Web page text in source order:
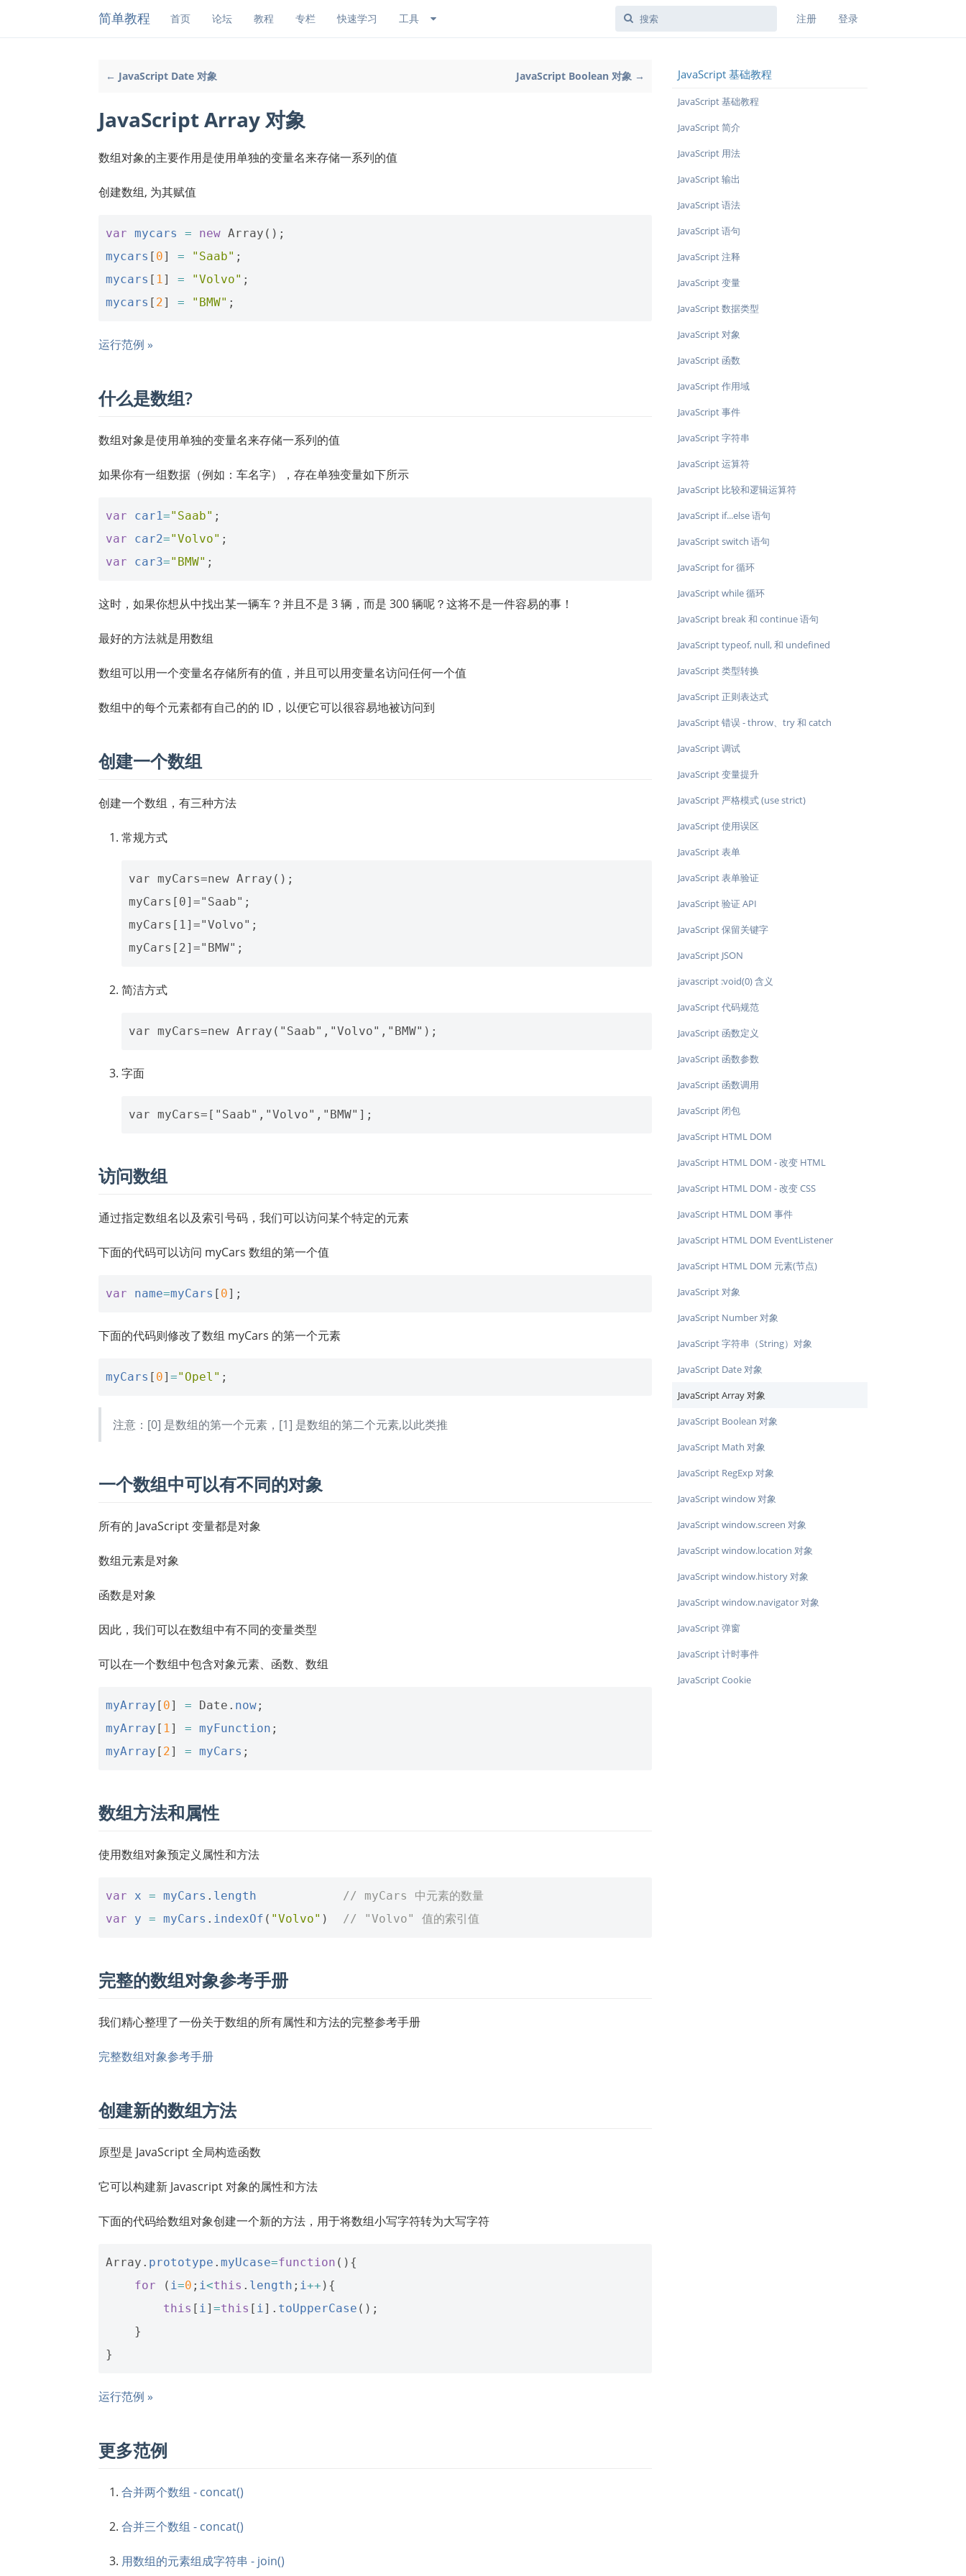
简单教程 首页 论坛 教程 专栏 快速学习 工具 注册 登录
← JavaScript Date 对象 JavaScript Boolean 对象 →
JavaScript Array 对象
数组对象的主要作用是使用单独的变量名来存储一系列的值
创建数组, 为其赋值
var mycars = new Array ();
mycars [ 0] = "Saab" ;
mycars [ 1 ] = "Volvo" ;
mycars [ 2] = "BMW" ;
运行范例 »
什么是数组?
数组对象是使用单独的变量名来存储一系列的值
如果你有一组数据（例如：车名字），存在单独变量如下所示
var car1 ="Saab" ;
var
car2="Volvo" ;
var
car3="BMW" ;
这时，如果你想从中找出某一辆车？并且不是 3 辆，而是 300 辆呢？这将不是一件容易的事！
最好的方法就是用数组
数组可以用一个变量名存储所有的值，并且可以用变量名访问任何一个值
数组中的每个元素都有自己的的 ID，以便它可以很容易地被访问到
创建一个数组
创建一个数组，有三种方法
常规方式
var myCars=new Array();
myCars[0]="Saab";
myCars[1]="Volvo";
简洁方式
字面
访问数组
通过指定数组名以及索引号码，我们可以访问某个特定的元素
下面的代码可以访问 myCars 数组的第一个值
var name=myCars [ 0];
下面的代码则修改了数组 myCars 的第一个元素
myCars [ 0] ="Opel" ;
注意：[0] 是数组的第一个元素，[1] 是数组的第二个元素,以此类推
一个数组中可以有不同的对象
所有的 JavaScript 变量都是对象
数组元素是对象
函数是对象
因此，我们可以在数组中有不同的变量类型
可以在一个数组中包含对象元素、函数、数组
myArray [ 0] = Date . now;
myArray [ 1 ] = myFunction ;
myArray [ 2] = myCars ;
数组方法和属性
使用数组对象预定义属性和方法
var x = myCars . length
// myCars 中元素的数量
var
y = myCars . indexOf ( "Volvo" ) // "Volvo" 值的索引值
完整的数组对象参考手册
我们精心整理了一份关于数组的所有属性和方法的完整参考手册
完整数组对象参考手册
创建新的数组方法
原型是 JavaScript 全局构造函数
它可以构建新 Javascript 对象的属性和方法
下面的代码给数组对象创建一个新的方法，用于将数组小写字符转为大写字符
Array . prototype . myUcase=function (){
for
( i =0 ; i <this . length ; i ++ ){
this [ i ] =this [ i ]. toUpperCase ();
}
}
运行范例 »
更多范例
合并两个数组 - concat()
合并三个数组 - concat()
用数组的元素组成字符串 - join()
JavaScript 基础教程
JavaScript 基础教程
JavaScript 简介
JavaScript 用法
JavaScript 输出
JavaScript 语法
JavaScript 语句
JavaScript 注释
JavaScript 变量
JavaScript 数据类型
JavaScript 对象
JavaScript 函数
JavaScript 作用域
JavaScript 事件
JavaScript 字符串
JavaScript 运算符
JavaScript 比较和逻辑运算符
JavaScript if...else 语句
JavaScript switch 语句
JavaScript for 循环
JavaScript while 循环
JavaScript break 和 continue 语句
JavaScript typeof, null, 和 undefined
JavaScript 类型转换
JavaScript 正则表达式
JavaScript 错误 - throw、try 和 catch
JavaScript 调试
JavaScript 变量提升
JavaScript 严格模式 (use strict)
JavaScript 使用误区
JavaScript 表单
JavaScript 表单验证
JavaScript 验证 API
JavaScript 保留关键字
JavaScript JSON
javascript :void(0) 含义
JavaScript 代码规范
JavaScript 函数定义
JavaScript 函数参数
JavaScript 函数调用
JavaScript 闭包
JavaScript HTML DOM
JavaScript HTML DOM - 改变 HTML
JavaScript HTML DOM - 改变 CSS
JavaScript HTML DOM 事件
JavaScript HTML DOM EventListener
JavaScript HTML DOM 元素(节点)
JavaScript 对象
JavaScript Number 对象
JavaScript 字符串（String）对象
JavaScript Date 对象
JavaScript Array 对象
JavaScript Boolean 对象
JavaScript Math 对象
JavaScript RegExp 对象
JavaScript window 对象
JavaScript window.screen 对象
JavaScript window.location 对象
JavaScript window.history 对象
JavaScript window.navigator 对象
JavaScript 弹窗
JavaScript 计时事件
JavaScript Cookie